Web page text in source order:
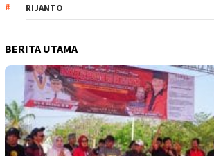
RIJANTO
BERITA UTAMA